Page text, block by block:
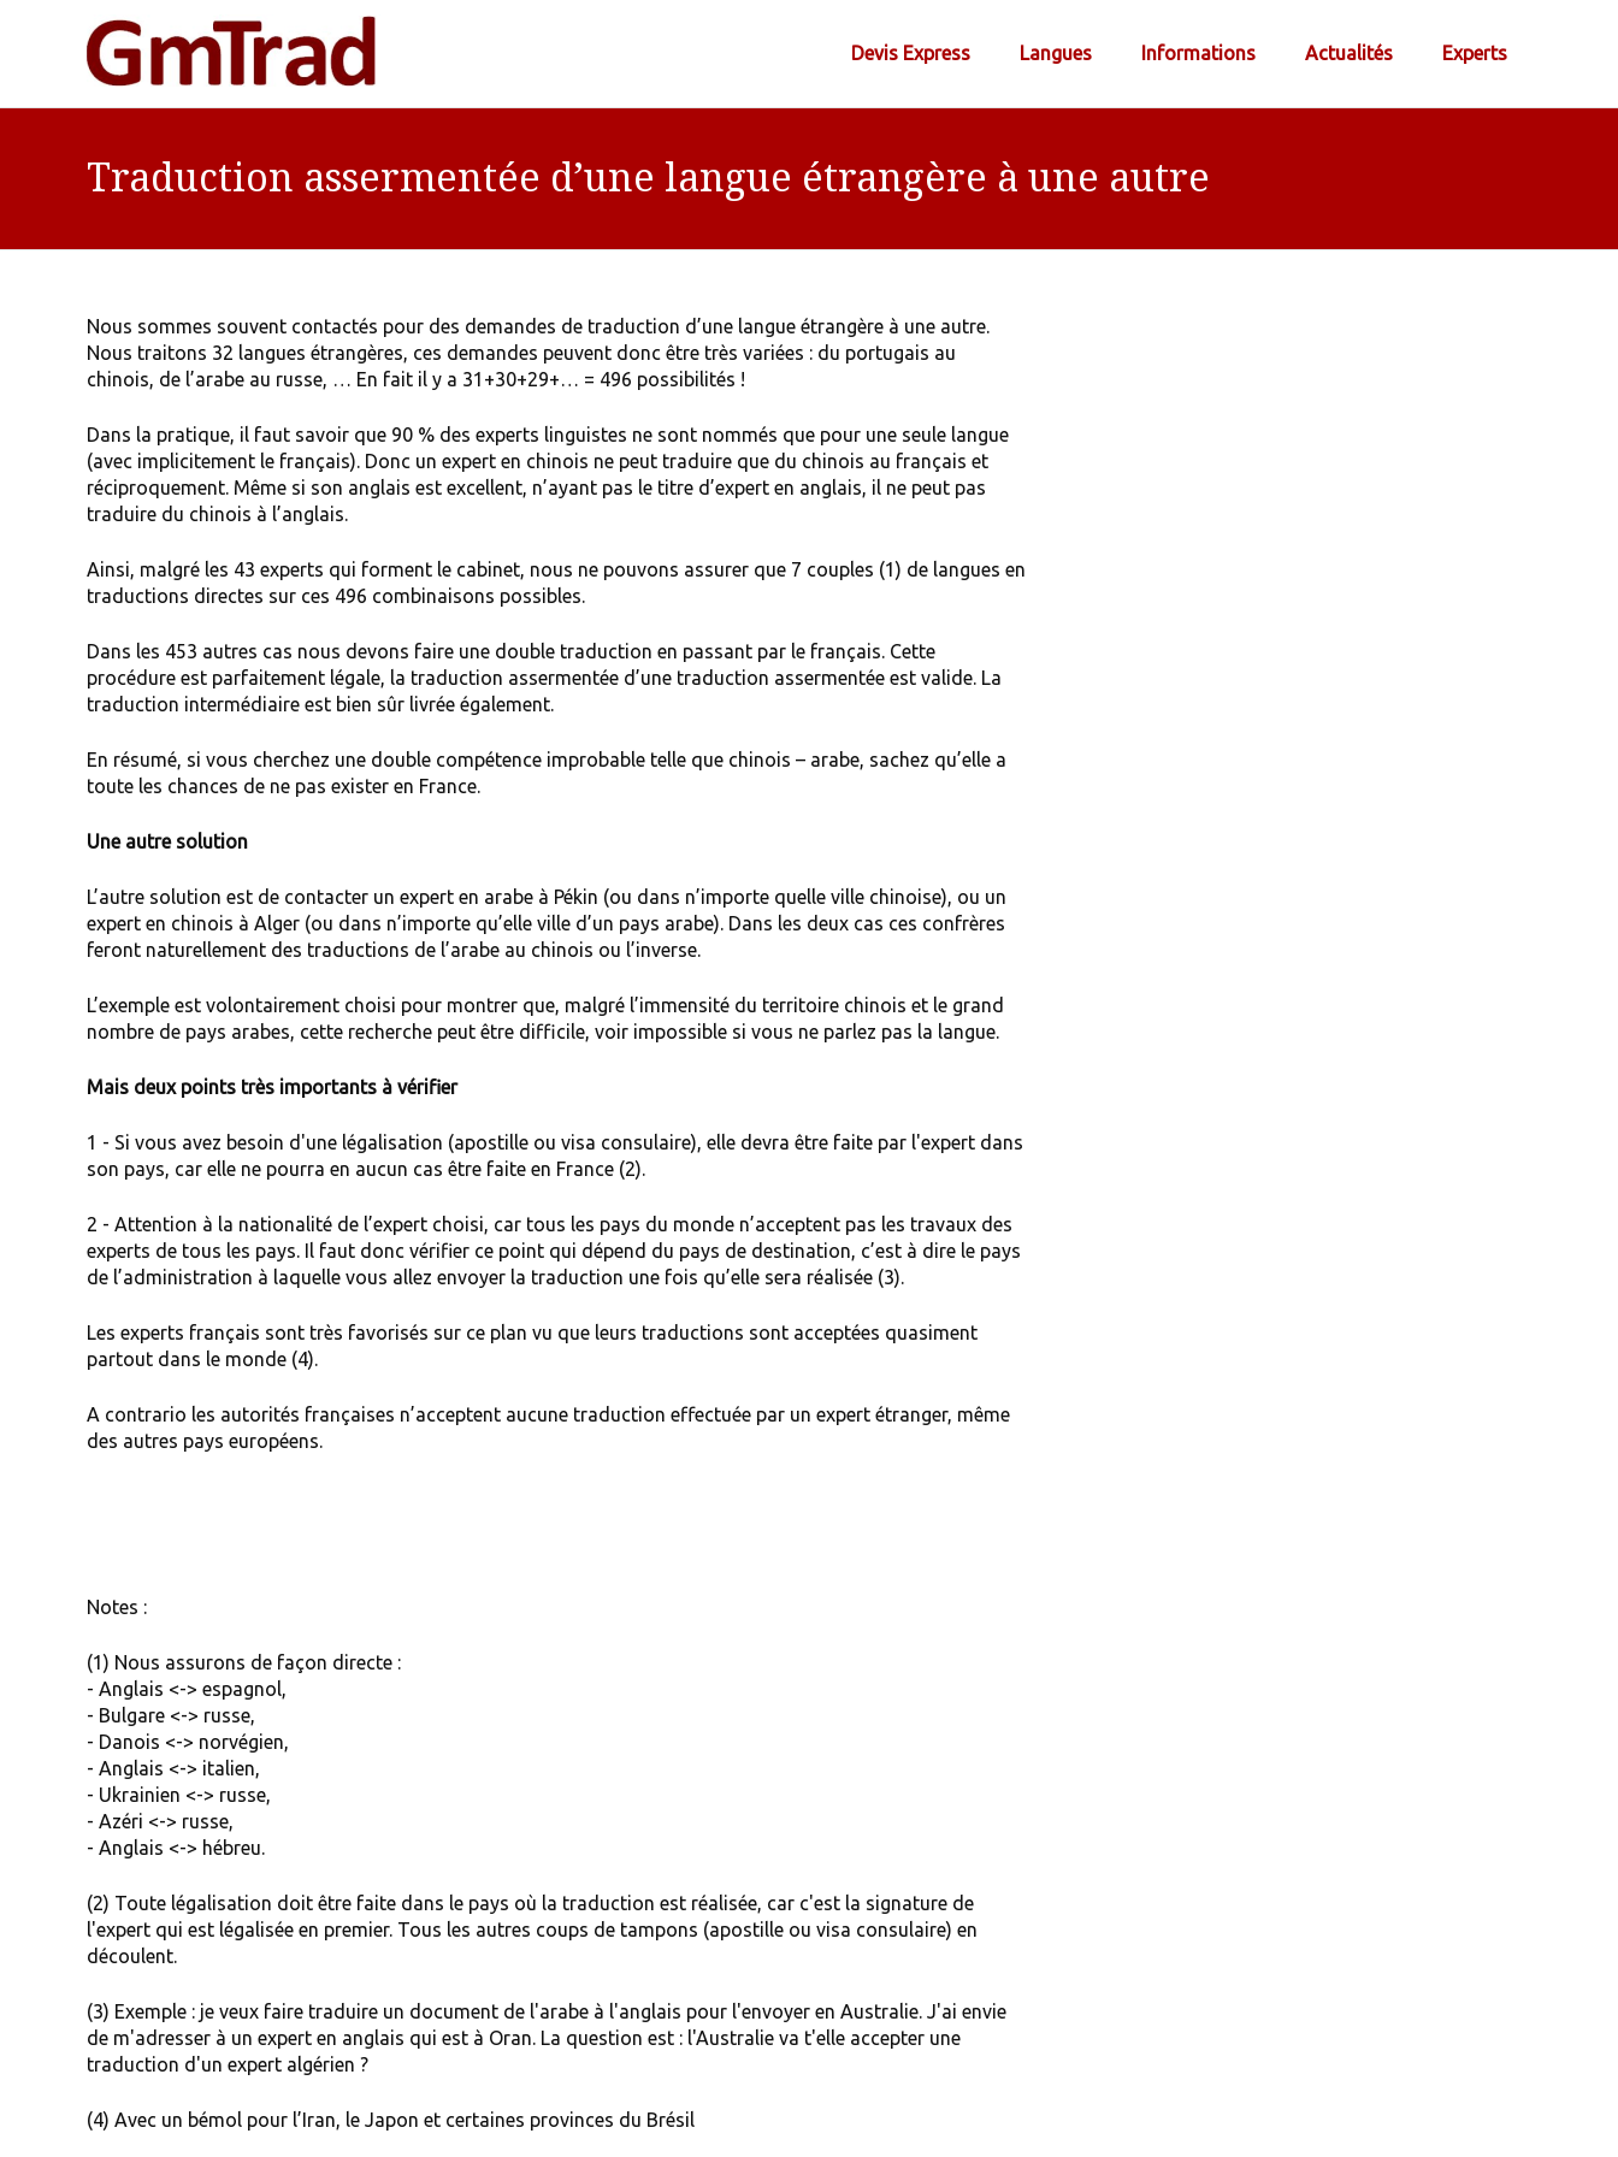
Devis Express Langues Informations Actualités Experts
Traduction assermentée d’une langue étrangère à une autre
Nous sommes souvent contactés pour des demandes de traduction d’une langue étrangère à une autre.
Nous traitons 32 langues étrangères, ces demandes peuvent donc être très variées : du portugais au
chinois, de l’arabe au russe, … En fait il y a 31+30+29+… = 496 possibilités !
Dans la pratique, il faut savoir que 90 % des experts linguistes ne sont nommés que pour une seule langue
(avec implicitement le français). Donc un expert en chinois ne peut traduire que du chinois au français et
réciproquement. Même si son anglais est excellent, n’ayant pas le titre d’expert en anglais, il ne peut pas
traduire du chinois à l’anglais.
Ainsi, malgré les 43 experts qui forment le cabinet, nous ne pouvons assurer que 7 couples (1) de langues en
traductions directes sur ces 496 combinaisons possibles.
Dans les 453 autres cas nous devons faire une double traduction en passant par le français. Cette
procédure est parfaitement légale, la traduction assermentée d’une traduction assermentée est valide. La
traduction intermédiaire est bien sûr livrée également.
En résumé, si vous cherchez une double compétence improbable telle que chinois – arabe, sachez qu’elle a
toute les chances de ne pas exister en France.
Une autre solution
L’autre solution est de contacter un expert en arabe à Pékin (ou dans n’importe quelle ville chinoise), ou un
expert en chinois à Alger (ou dans n’importe qu’elle ville d’un pays arabe). Dans les deux cas ces confrères
feront naturellement des traductions de l’arabe au chinois ou l’inverse.
L’exemple est volontairement choisi pour montrer que, malgré l’immensité du territoire chinois et le grand
nombre de pays arabes, cette recherche peut être difficile, voir impossible si vous ne parlez pas la langue.
Mais deux points très importants à vérifier
1 - Si vous avez besoin d'une légalisation (apostille ou visa consulaire), elle devra être faite par l'expert dans
son pays, car elle ne pourra en aucun cas être faite en France (2).
2 - Attention à la nationalité de l’expert choisi, car tous les pays du monde n’acceptent pas les travaux des
experts de tous les pays. Il faut donc vérifier ce point qui dépend du pays de destination, c’est à dire le pays
de l’administration à laquelle vous allez envoyer la traduction une fois qu’elle sera réalisée (3).
Les experts français sont très favorisés sur ce plan vu que leurs traductions sont acceptées quasiment
partout dans le monde (4).
A contrario les autorités françaises n’acceptent aucune traduction effectuée par un expert étranger, même
des autres pays européens.
Notes :
(1) Nous assurons de façon directe :
- Anglais <-> espagnol,
- Bulgare <-> russe,
- Danois <-> norvégien,
- Anglais <-> italien,
- Ukrainien <-> russe,
- Azéri <-> russe,
- Anglais <-> hébreu.
(2) Toute légalisation doit être faite dans le pays où la traduction est réalisée, car c'est la signature de
l'expert qui est légalisée en premier. Tous les autres coups de tampons (apostille ou visa consulaire) en
découlent.
(3) Exemple : je veux faire traduire un document de l'arabe à l'anglais pour l'envoyer en Australie. J'ai envie
de m'adresser à un expert en anglais qui est à Oran. La question est : l'Australie va t'elle accepter une
traduction d'un expert algérien ?
(4) Avec un bémol pour l’Iran, le Japon et certaines provinces du Brésil